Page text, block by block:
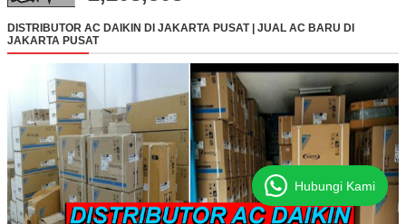
DISTRIBUTOR AC DAIKIN DI JAKARTA PUSAT | JUAL AC BARU DI
JAKARTA PUSAT
Hubungi Kami